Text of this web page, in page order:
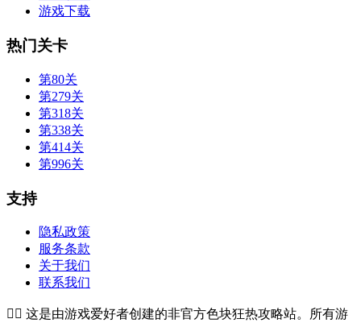
游戏下载
热门关卡
第80关
第279关
第318关
第338关
第414关
第996关
支持
隐私政策
服务条款
关于我们
联系我们
👉🏻 这是由游戏爱好者创建的非官方色块狂热攻略站。所有游